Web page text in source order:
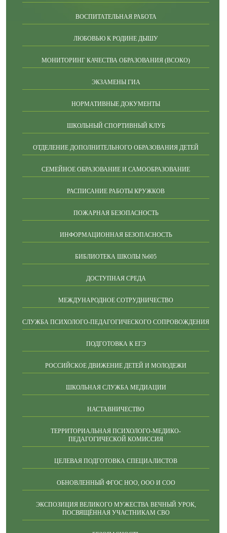
ВОСПИТАТЕЛЬНАЯ РАБОТА
ЛЮБОВЬЮ К РОДИНЕ ДЫШУ
МОНИТОРИНГ КАЧЕСТВА ОБРАЗОВАНИЯ (ВСОКО)
ЭКЗАМЕНЫ ГИА
НОРМАТИВНЫЕ ДОКУМЕНТЫ
ШКОЛЬНЫЙ СПОРТИВНЫЙ КЛУБ
ОТДЕЛЕНИЕ ДОПОЛНИТЕЛЬНОГО ОБРАЗОВАНИЯ ДЕТЕЙ
СЕМЕЙНОЕ ОБРАЗОВАНИЕ И САМООБРАЗОВАНИЕ
РАСПИСАНИЕ РАБОТЫ КРУЖКОВ
ПОЖАРНАЯ БЕЗОПАСНОСТЬ
ИНФОРМАЦИОННАЯ БЕЗОПАСНОСТЬ
БИБЛИОТЕКА ШКОЛЫ №605
ДОСТУПНАЯ СРЕДА
МЕЖДУНАРОДНОЕ СОТРУДНИЧЕСТВО
СЛУЖБА ПСИХОЛОГО-ПЕДАГОГИЧЕСКОГО СОПРОВОЖДЕНИЯ
ПОДГОТОВКА К ЕГЭ
РОССИЙСКОЕ ДВИЖЕНИЕ ДЕТЕЙ И МОЛОДЕЖИ
ШКОЛЬНАЯ СЛУЖБА МЕДИАЦИИ
НАСТАВНИЧЕСТВО
ТЕРРИТОРИАЛЬНАЯ ПСИХОЛОГО-МЕДИКО-
ПЕДАГОГИЧЕСКОЙ КОМИССИЯ
ЦЕЛЕВАЯ ПОДГОТОВКА СПЕЦИАЛИСТОВ
ОБНОВЛЕННЫЙ ФГОС НОО, ООО И СОО
ЭКСПОЗИЦИЯ ВЕЛИКОГО МУЖЕСТВА ВЕЧНЫЙ УРОК,
ПОСВЯЩЁННАЯ УЧАСТНИКАМ СВО